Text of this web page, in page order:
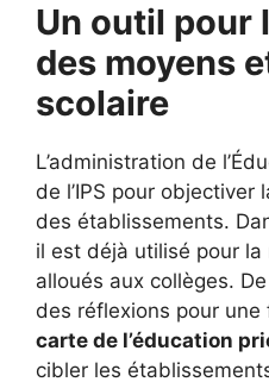
Un outil pour
des moyens
scolaire
L’administration de
de l’IPS pour objectiver
des établissements.
il est déjà utilisé pour
alloués aux collèges.
des réflexions pour
carte de l’éducation
cibler les